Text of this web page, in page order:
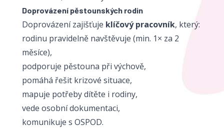
Doprovázení pěstounských rodin
Doprovázení zajišťuje klíčový pracovník, který:
rodinu pravidelně navštěvuje (min. 1× za 2
měsíce),
podporuje pěstouna při výchově,
pomáhá řešit krizové situace,
mapuje potřeby dítěte i rodiny,
vede osobní dokumentaci,
komunikuje s OSPOD.